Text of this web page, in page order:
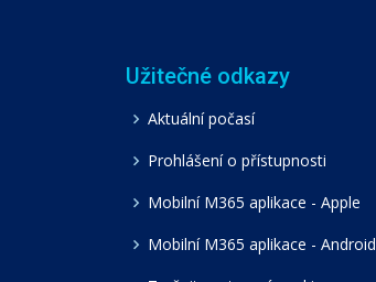
Užitečné odkazy
Aktuální počasí
Prohlášení o přístupnosti
Mobilní M365 aplikace - Apple
Mobilní M365 aplikace - Android